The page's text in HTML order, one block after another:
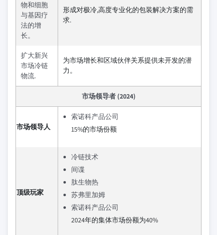
物和细胞
与基因疗
法的增
长。
形成对极冷,高度专业化的包装解决方案的需
求.
扩大新兴
市场冷链
物流.
为市场增长和区域伙伴关系提供未开发的潜
力。
市场领导者 (2024)
市场领导人
索诺科产品公司
15%的市场份额
顶级玩家
冷链技术
间谍
肽生物热
苏弗里加姆
索诺科产品公司
2024年的集体市场份额为40%